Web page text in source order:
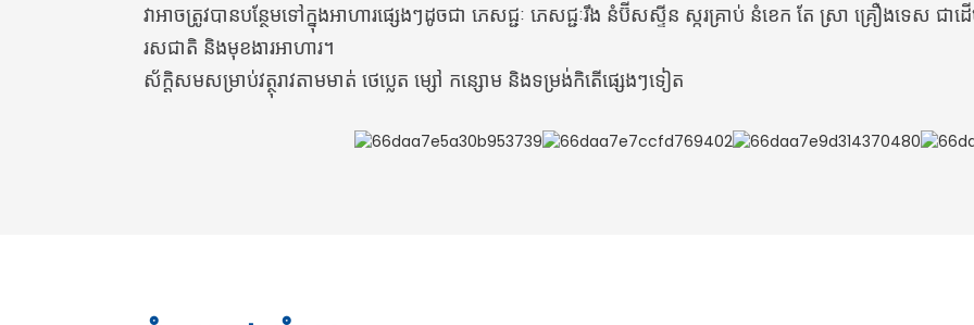
វាអាចត្រូវបានបន្ថែមទៅក្នុងអាហារផ្សេងៗដូចជា ភេសជ្ជៈ ភេសជ្ជៈរឹង នំប៊ីសស្ទីន ស្ករគ្រាប់ នំខេក តែ ស្រា គ្រឿងទេស ជា
រសជាតិ និងមុខងារអាហារ។
ស័ក្តិសមសម្រាប់វត្ថុរាវតាមមាត់ ថេប្លេត ម្សៅ កន្សោម និងទម្រង់កិតើផ្សេងៗទៀត